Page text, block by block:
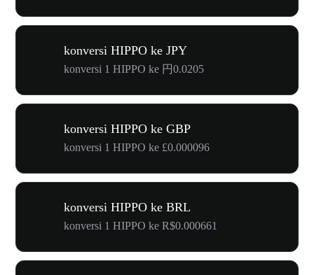
konversi HIPPO ke JPY
konversi 1 HIPPO ke 円0.0205
konversi HIPPO ke GBP
konversi 1 HIPPO ke £0.000096
konversi HIPPO ke BRL
konversi 1 HIPPO ke R$0.000661